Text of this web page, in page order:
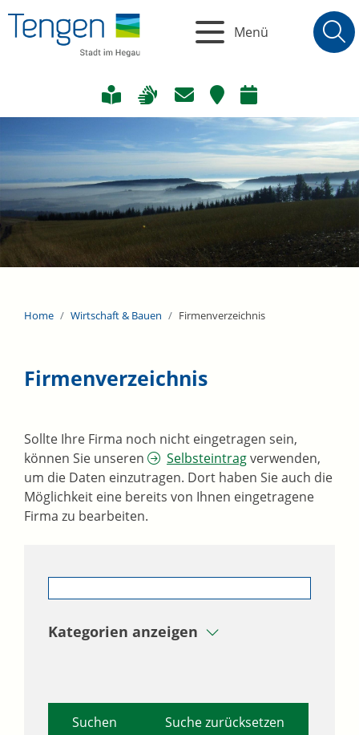
Menü
Home Wirtschaft & Bauen Firmenverzeichnis
Firmenverzeichnis
Sollte Ihre Firma noch nicht eingetragen sein,
können Sie unseren
Selbsteintragverwenden,
um die Daten einzutragen. Dort haben Sie auch die
Möglichkeit eine bereits von Ihnen eingetragene
Firma zu bearbeiten.
Kategorien anzeigen
Suche zurücksetzen